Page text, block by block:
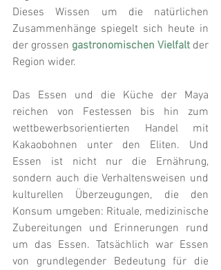
Dieses Wissen um die natürlichen
Zusammenhänge spiegelt sich heute in
der grossen gastronomischen Vielfalt der
Region wider.
Das Essen und die Küche der Maya
reichen von Festessen bis hin zum
wettbewerbsorientierten Handel mit
Kakaobohnen unter den Eliten. Und
Essen ist nicht nur die Ernährung,
sondern auch die Verhaltensweisen und
kulturellen Überzeugungen, die den
Konsum umgeben: Rituale, medizinische
Zubereitungen und Erinnerungen rund
um das Essen. Tatsächlich war Essen
von grundlegender Bedeutung für die